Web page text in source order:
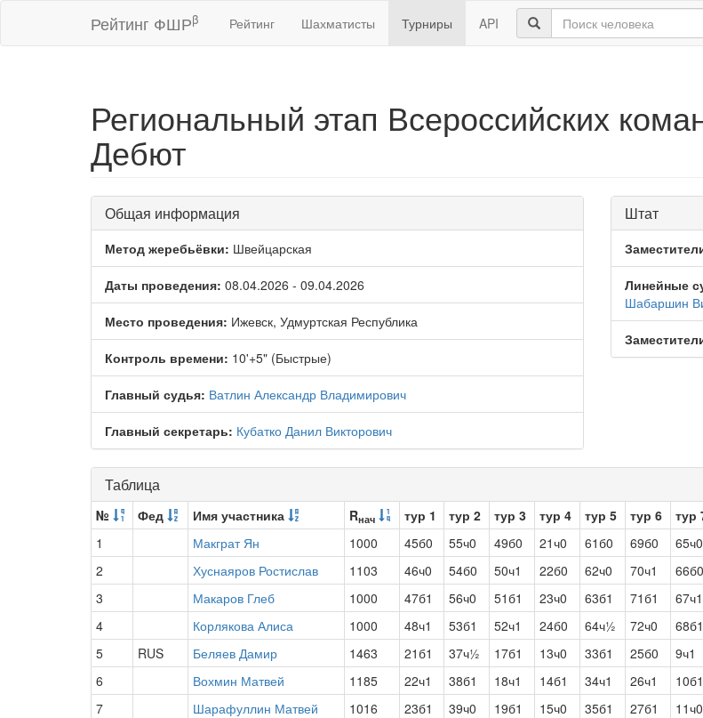
Рейтинг ФШРβ Рейтинг Шахматисты Турниры API
Региональный этап Всероссийских
Дебют
Общая информация
Метод жеребьёвки: Швейцарская
Даты проведения: 08.04.2026 - 09.04.2026
Место проведения: Ижевск, Удмуртская Республика
Контроль времени: 10'+5" (Быстрые)
Главный судья: Ватлин Александр Владимирович
Главный секретарь: Кубатко Данил Викторович
Штат
Линейные
Шабаршин
Таблица
№ Фед Имя участника Rнач тур 1 тур 2 тур 3 тур 4 тур 5 тур 6 тур
1
Макграт Ян 1000 45б0 55ч0 49б0 21ч0 61б0 69б0 65ч0
2
Хуснаяров Ростислав 1103 46ч0 54б0 50ч1 22б0 62ч0 70ч1 66б0
3
Макаров Глеб 1000 47б1 56ч0 51б1 23ч0 63б1 71б1 67ч1
4
Корлякова Алиса 1000 48ч1 53б1 52ч1 24б0 64ч½ 72ч0 68б1
5
RUS Беляев Дамир 1463 21б1 37ч½ 17б1 13ч0 33б1 25б0 9ч1
6
Вохмин Матвей 1185 22ч1 38б1 18ч1 14б1 34ч1 26ч1 10б1
7
Шарафуллин Матвей 1016 23б1 39ч0 19б1 15ч0 35б1 27б1 11ч0